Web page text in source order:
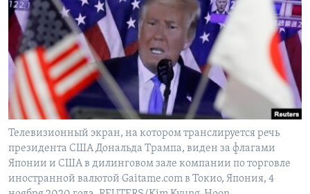
Learning English
СОЦИАЛЬНЫЕ СЕТИ
Телевизионный экран, на котором транслируется речь
президента США Дональда Трампа, виден за флагами
Японии и США в дилинговом зале компании по торговле
иностранной валютой Gaitame.com в Токио, Япония, 4